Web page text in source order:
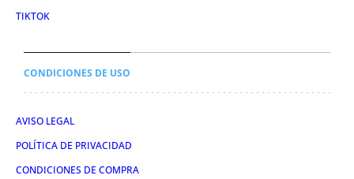
TIKTOK
CONDICIONES DE USO
AVISO LEGAL
POLÍTICA DE PRIVACIDAD
CONDICIONES DE COMPRA